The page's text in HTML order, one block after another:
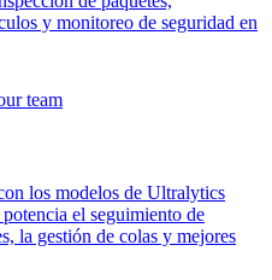
y monitoreo de seguridad en
los modelos de Ultralytics
el seguimiento de
la gestión de colas y mejores